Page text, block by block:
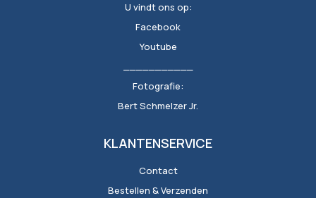
U vindt ons op:
Facebook
Youtube
Fotografie:
Bert Schmelzer Jr.
KLANTENSERVICE
Contact
Bestellen & Verzenden